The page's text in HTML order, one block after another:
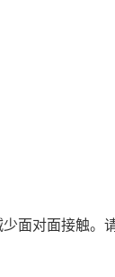
面对面接触。